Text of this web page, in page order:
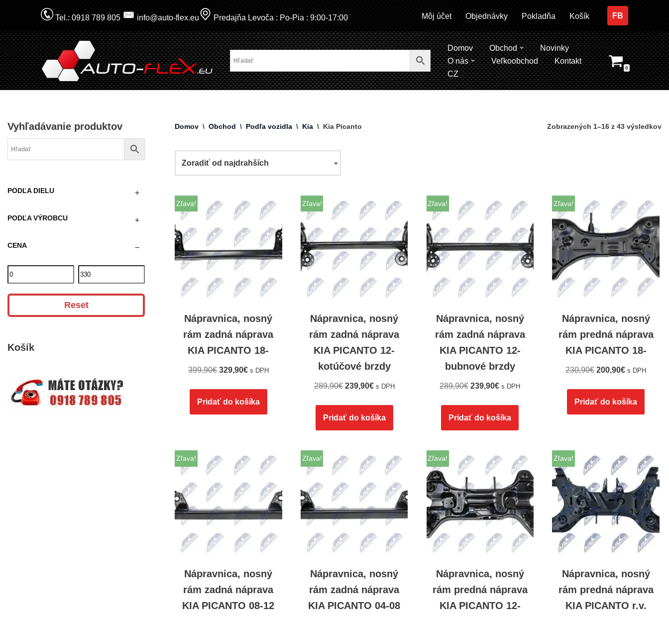
na
obsah
Tel.: 0918 789 805 info@auto-flex.eu Predajňa Levoča : Po-Pia : 9:00-17:00 Môj účet Objednávky Pokladňa Košík FB
Domov Obchod
Novinky
O nás
Veľkoobchod
Kontakt
CZ
0
Vyhľadávanie produktov
PODĽA DIELU
PODĽA VÝROBCU
CENA
Reset
Košík
Domov \ Obchod \ Podľa vozidla \ Kia \ Kia Picanto Zobrazených 1–16 z 43 výsledkov
Zľava!
Nápravnica, nosný
rám zadná náprava
KIA PICANTO 18-
399,90€ 329,90€ s DPH
Pridať do košíka
Zľava!
Nápravnica, nosný
rám zadná náprava
KIA PICANTO 12-
kotúčové brzdy
289,90€ 239,90€ s DPH
Pridať do košíka
Zľava!
Nápravnica, nosný
rám zadná náprava
KIA PICANTO 12-
bubnové brzdy
289,90€ 239,90€ s DPH
Pridať do košíka
Zľava!
Nápravnica, nosný
rám predná náprava
KIA PICANTO 18-
230,90€ 200,90€ s DPH
Pridať do košíka
Zľava!
Nápravnica, nosný
rám zadná náprava
KIA PICANTO 08-12
Zľava!
Nápravnica, nosný
rám zadná náprava
KIA PICANTO 04-08
Zľava!
Nápravnica, nosný
rám predná náprava
KIA PICANTO 12-
Zľava!
Nápravnica, nosný
rám predná náprava
KIA PICANTO r.v.